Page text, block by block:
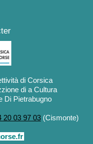
di Corsica
di a Cultura
Di Pietrabugno
20 03 97 03 (Cismonte)